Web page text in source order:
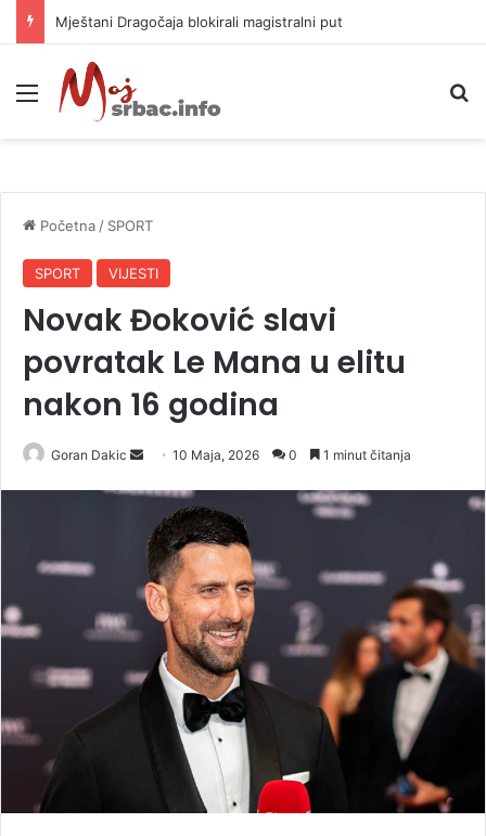
Helikopter ponovo gasi vatru u selima kod Trebinja
Meni
Početna / SPORT
SPORT VIJESTI
Novak Đoković slavi
povratak Le Mana u elitu
nakon 16 godina
Goran Dakic
d
a
n
e
10 Maja, 2026 0 1 minut čitanja